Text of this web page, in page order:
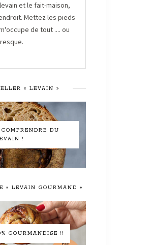
et le fait-maison,
Mettez les pieds
de tout .... ou
« LEVAIN »
DU
!
« LEVAIN GOURMAND »
GOURMANDISE !!